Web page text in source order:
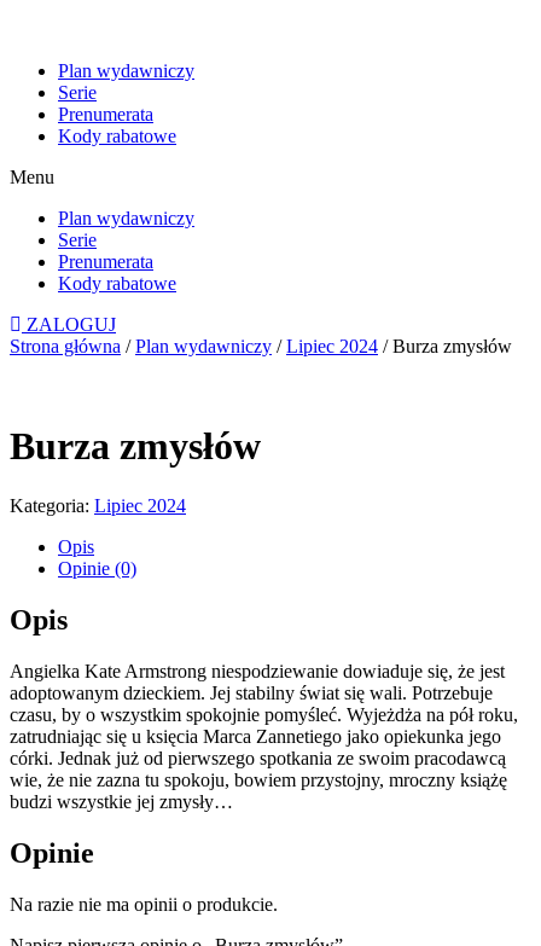
Plan wydawniczy
Serie
Prenumerata
Kody rabatowe
Menu
Plan wydawniczy
Serie
Prenumerata
Kody rabatowe
ZALOGUJ
Strona główna /Plan wydawniczy /Lipiec 2024 / Burza zmysłów
Burza zmysłów
Kategoria: Lipiec 2024
Opis
Opinie (0)
Opis
Angielka Kate Armstrong niespodziewanie dowiaduje się, że jest
adoptowanym dzieckiem. Jej stabilny świat się wali. Potrzebuje
czasu, by o wszystkim spokojnie pomyśleć. Wyjeżdża na pół roku,
zatrudniając się u księcia Marca Zannetiego jako opiekunka jego
córki. Jednak już od pierwszego spotkania ze swoim pracodawcą
wie, że nie zazna tu spokoju, bowiem przystojny, mroczny książę
budzi wszystkie jej zmysły…
Opinie
Na razie nie ma opinii o produkcie.